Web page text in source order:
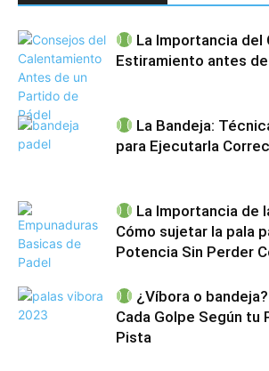
La Importancia del
Estiramiento antes
La Bandeja:
para Ejecutarla
La Importancia de
Cómo sujetar la pala
Potencia Sin Perder
¿Víbora o
Cada Golpe Según tu
Pista